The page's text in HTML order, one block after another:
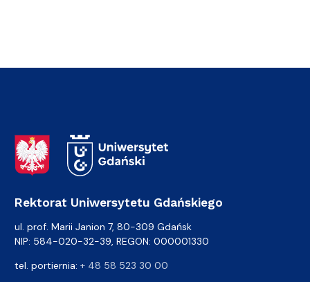
Adres Rektoratu
Rektorat Uniwersytetu Gdańskiego
ul. prof. Marii Janion 7, 80-309 Gdańsk
NIP: 584-020-32-39, REGON: 000001330
tel. portiernia: + 48 58 523 30 00